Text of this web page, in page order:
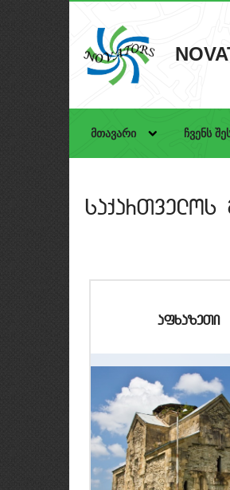
მთავარი ჩვენს
saqarTvelos
afxazeTi